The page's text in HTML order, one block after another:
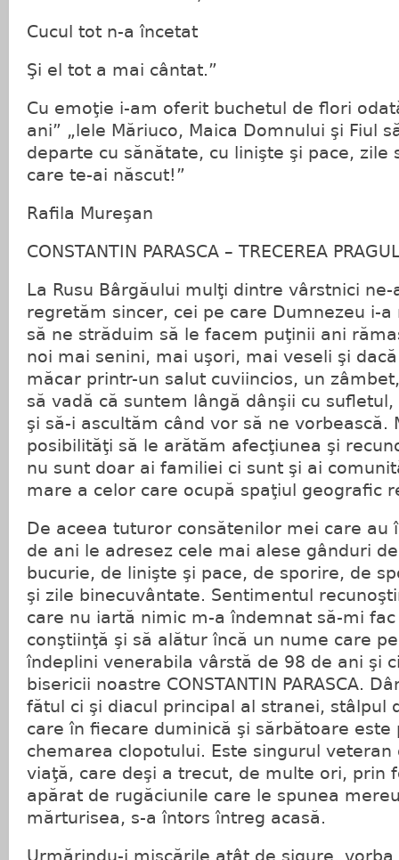
Cucul tot n-a încetat
Şi el tot a mai cântat.”
Cu emoţie i-am oferit buchetul de flori
ani” „lele Măriuco, Maica Domnului şi Fiul
departe cu sănătate, cu linişte şi pace, zile
care te-ai născut!”
Rafila Mureşan
CONSTANTIN PARASCA – TRECEREA
La Rusu Bârgăului mulţi dintre vârstnici
regretăm sincer, cei pe care Dumnezeu i-
să ne străduim să le facem puţinii ani
noi mai senini, mai uşori, mai veseli şi
măcar printr-un salut cuviincios, un
să vadă că suntem lângă dânşii cu
şi să-i ascultăm când vor să ne vorbească.
posibilităţi să le arătăm afecţiunea şi
nu sunt doar ai familiei ci sunt şi ai
mare a celor care ocupă spaţiul geografic
De aceea tuturor consătenilor mei care au
de ani le adresez cele mai alese gânduri
bucurie, de linişte şi pace, de sporire, de
şi zile binecuvântate. Sentimentul
care nu iartă nimic m-a îndemnat să-mi
conştiinţă şi să alătur încă un nume care
îndeplini venerabila vârstă de 98 de ani şi
bisericii noastre CONSTANTIN PARASCA.
fătul ci şi diacul principal al stranei, stâlpul
care în fiecare duminică şi sărbătoare este
chemarea clopotului. Este singurul
viaţă, care deşi a trecut, de multe ori, prin
apărat de rugăciunile care le spunea
mărturisea, s-a întors întreg acasă.
Urmărindu-i mişcările atât de sigure, vorba